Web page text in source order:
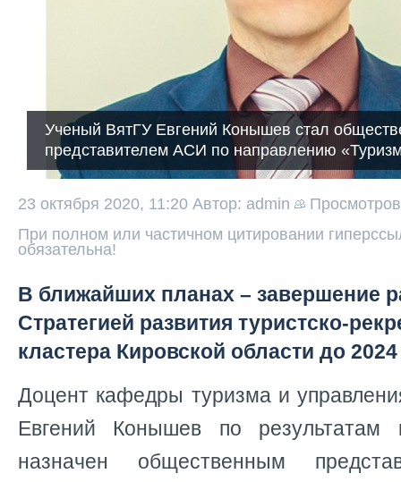
Ученый ВятГУ Евгений Конышев стал
представителем АСИ по направлению
23 октября 2020, 11:20 Автор: admin
При полном или частичном цитировании
обязательна!
В ближайших планах – завершение
Стратегией развития туристско-
кластера Кировской области до
Доцент кафедры туризма и
Евгений Конышев по результатам
назначен общественным